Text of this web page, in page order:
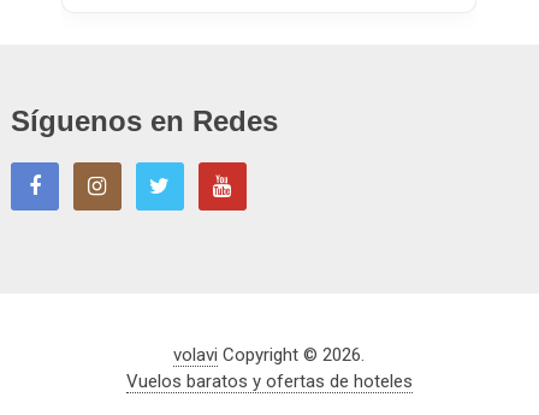
Síguenos en Redes
volavi Copyright © 2026.
Vuelos baratos y ofertas de hoteles